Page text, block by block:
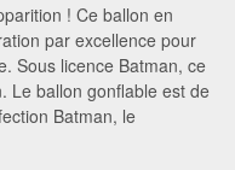
! Ce ballon en
par excellence pour
Sous licence Batman, ce
Le ballon gonflable est de
Batman, le